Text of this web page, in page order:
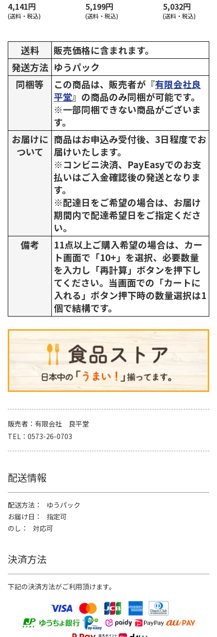
4,141円
(送料・税込)
5,199円
(送料・税込)
5,032円
(送料・税込)
送料
販売価格に含まれます。
発送方法 ゆうパック
同梱等
この商品は、販売者が『有限会社良
平堂』の商品のみ同梱が可能です。
※一部同梱できない商品がございま
す。
お届けに
ついて
商品はお申込み受付後、3日程度でお
届けいたします。
※コンビニ決済、PayEasyでのお支
払いはご入金確認後の発送となりま
す。
※配達日をご希望の場合は、お届け
期間内で配達希望日をご指定くださ
い。
備考
11点以上ご購入希望の場合は、カー
ト画面で「10+」を選択、必要数量
を入力し「再計算」ボタンを押下し
てください。当画面での「カートに
入れる」ボタン押下時の数量選択は1
個で結構です。
販売者
有限会社 良平堂
TEL
0573-26-0703
配送情報
配送方法
ゆうパック
お届け日
指定可
のし
対応可
決済方法
下記の決済方法がご利用頂けます。